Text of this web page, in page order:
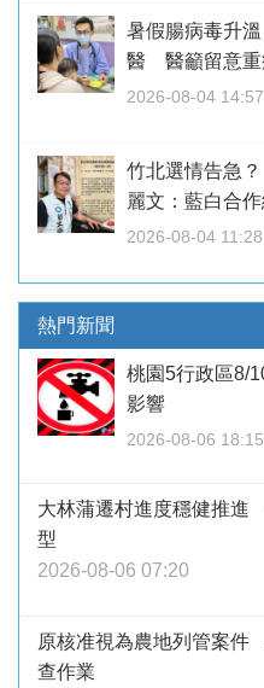
暑假腸病毒升
醫 醫籲留意重
2026-08-04 14:57
竹北選情告急
麗文：藍白合
2026-08-04 11:28
熱門新聞
桃園5行政區8/
影響
2026-08-06 18:15
大林蒲遷村進度穩健推
型
2026-08-06 07:20
原核准視為農地列管案
查作業